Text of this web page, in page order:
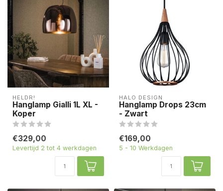
HELDR!
Hanglamp Gialli 1L XL -
Koper
€329,00
Levertijd 2 tot 4 werkdagen
HALO DESIGN
Hanglamp Drops 23cm
- Zwart
€169,00
5 - 10 Werkdagen